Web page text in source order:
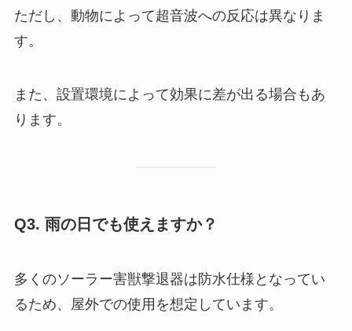
ただし、動物によって超音波への反応は異なりま
す。
また、設置環境によって効果に差が出る場合もあ
ります。
Q3. 雨の日でも使えますか？
多くのソーラー害獣撃退器は防水仕様となってい
るため、屋外での使用を想定しています。